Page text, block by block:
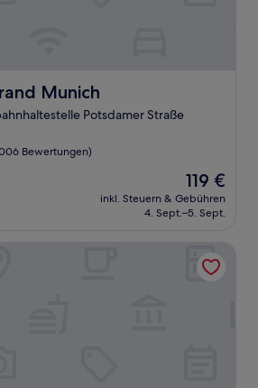
Munich
Munich
Potsdamer Straße
Bewertungen)
Der
Preis
beträgt
119 €
inkl. Steuern & Gebühren
4. Sept.–5. Sept.